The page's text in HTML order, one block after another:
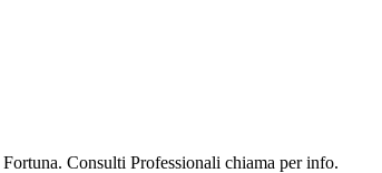
Consulti Professionali chiama per info.